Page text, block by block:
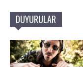
DUYURULAR